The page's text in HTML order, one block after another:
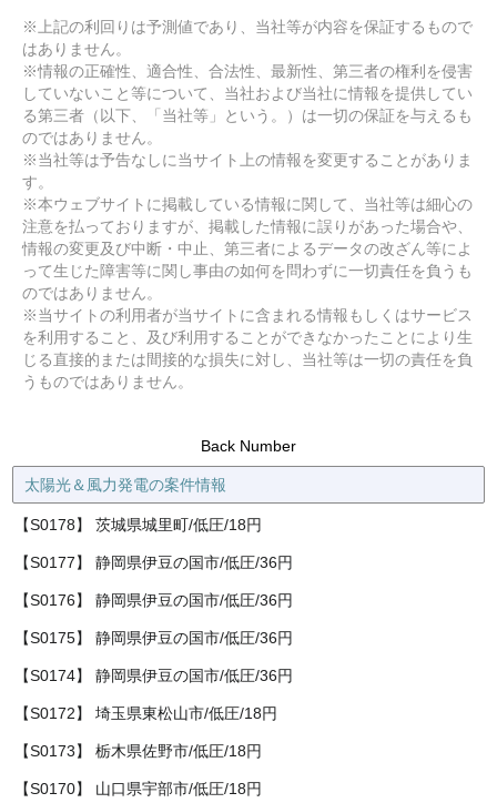
※上記の利回りは予測値であり、当社等が内容を保証するもので
はありません。
※情報の正確性、適合性、合法性、最新性、第三者の権利を侵害
していないこと等について、当社および当社に情報を提供してい
る第三者（以下、「当社等」という。）は一切の保証を与えるも
のではありません。
※当社等は予告なしに当サイト上の情報を変更することがありま
す。
※本ウェブサイトに掲載している情報に関して、当社等は細心の
注意を払っておりますが、掲載した情報に誤りがあった場合や、
情報の変更及び中断・中止、第三者によるデータの改ざん等によ
って生じた障害等に関し事由の如何を問わずに一切責任を負うも
のではありません。
※当サイトの利用者が当サイトに含まれる情報もしくはサービス
を利用すること、及び利用することができなかったことにより生
じる直接的または間接的な損失に対し、当社等は一切の責任を負
うものではありません。
Back Number
太陽光＆風力発電の案件情報
【S0178】 茨城県城里町/低圧/18円
【S0177】 静岡県伊豆の国市/低圧/36円
【S0176】 静岡県伊豆の国市/低圧/36円
【S0175】 静岡県伊豆の国市/低圧/36円
【S0174】 静岡県伊豆の国市/低圧/36円
【S0172】 埼玉県東松山市/低圧/18円
【S0173】 栃木県佐野市/低圧/18円
【S0170】 山口県宇部市/低圧/18円